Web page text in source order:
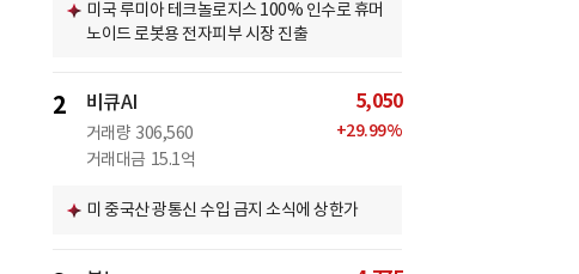
미국 루미아 테크놀로지스 100% 인수로 휴머
노이드 로봇용 전자피부 시장 진출
2 비큐AI
거래량 306,560
거래대금 15.1억
5,050
+29.99%
미 중국산 광통신 수입 금지 소식에 상한가